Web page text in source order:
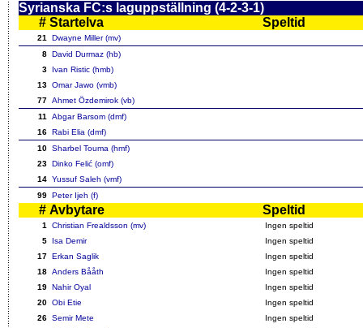
Syrianska FC:s laguppställning (4-2-3-1)
# Startelva Speltid
21 Dwayne Miller (mv)
8 David Durmaz (hb)
3
Ivan Ristic (hmb)
13 Omar Jawo (vmb)
77 Ahmet Özdemirok (vb)
11 Abgar Barsom (dmf)
16 Rabi Elia (dmf)
10 Sharbel Touma (hmf)
23 Dinko Felić (omf)
14 Yussuf Saleh (vmf)
99 Peter Ijeh (f)
# Avbytare Speltid
1 Christian Frealdsson (mv)
Ingen speltid
5
Isa Demir
Ingen speltid
17 Erkan Saglik
Ingen speltid
18 Anders Bååth
Ingen speltid
19 Nahir Oyal
Ingen speltid
20 Obi Etie
Ingen speltid
26 Semir Mete
Ingen speltid